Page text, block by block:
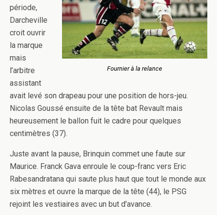
Fournier à la relance
période,
Darcheville
croit ouvrir
la marque
mais
l’arbitre
assistant
avait levé son drapeau pour une position de hors-jeu.
Nicolas Goussé ensuite de la tête bat Revault mais
heureusement le ballon fuit le cadre pour quelques
centimètres (37).
Juste avant la pause, Brinquin commet une faute sur
Maurice. Franck Gava enroule le coup-franc vers Eric
Rabesandratana qui saute plus haut que tout le monde aux
six mètres et ouvre la marque de la tête (44), le PSG
rejoint les vestiaires avec un but d’avance.